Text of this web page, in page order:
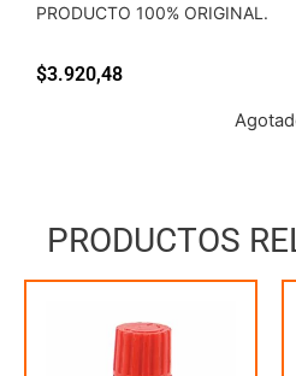
PRODUCTO 100% ORIGINAL.
$3.920,48
PRODUCTOS